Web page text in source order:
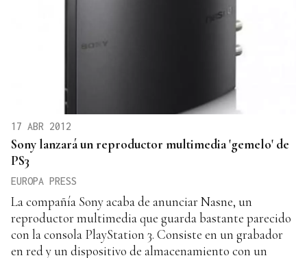
17 ABR 2012
Sony lanzará un reproductor multimedia 'gemelo' de
PS3
EUROPA PRESS
La compañía Sony acaba de anunciar Nasne, un
reproductor multimedia que guarda bastante parecido
con la consola PlayStation 3. Consiste en un grabador
en red y un dispositivo de almacenamiento con un